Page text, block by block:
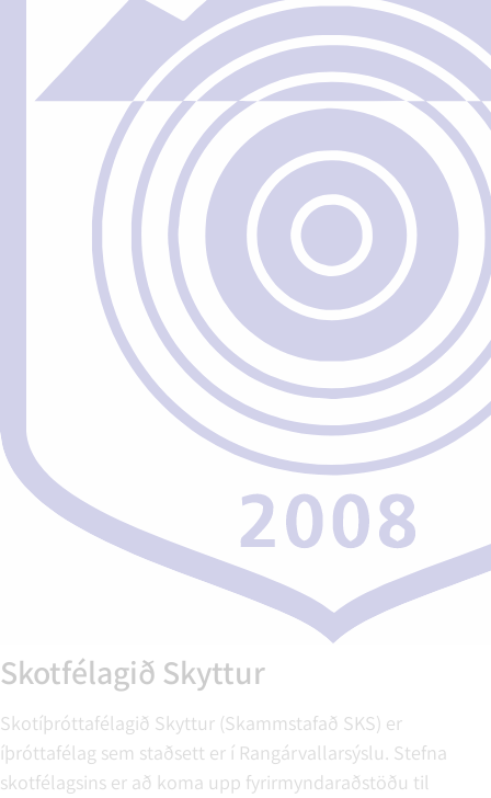
Skotfélagið Skyttur
Skotíþróttafélagið Skyttur (Skammstafað SKS) er
íþróttafélag sem staðsett er í Rangárvallarsýslu. Stefna
skotfélagsins er að koma upp fyrirmyndaraðstöðu til